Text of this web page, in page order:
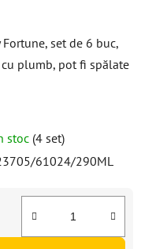
set de 6 buc,
plumb, pot fi spălate
stoc (4 set)
61024/290ML